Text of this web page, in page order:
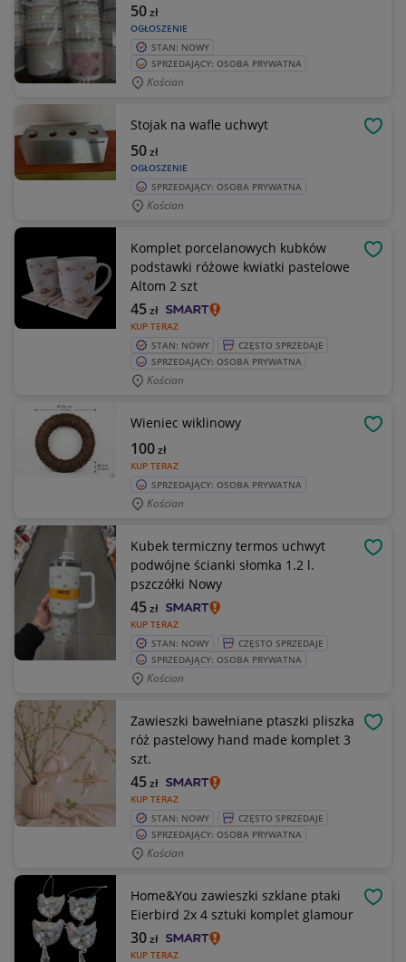
OGŁOSZENIE
50zł
STAN: NOWY
SPRZEDAJĄCY: OSOBA PRYWATNA
Kościan
Stojak na wafle uchwyt
OGŁOSZENIE
50zł
SPRZEDAJĄCY: OSOBA PRYWATNA
Kościan
Komplet porcelanowych kubków
podstawki różowe kwiatki pastelowe
Altom 2 szt
KUP TERAZ
45zł
STAN: NOWY
CZĘSTO SPRZEDAJE
SPRZEDAJĄCY: OSOBA PRYWATNA
Kościan
Wieniec wiklinowy
KUP TERAZ
100zł
SPRZEDAJĄCY: OSOBA PRYWATNA
Kościan
Kubek termiczny termos uchwyt
podwójne ścianki słomka 1.2 l.
pszczółki Nowy
KUP TERAZ
45zł
STAN: NOWY
CZĘSTO SPRZEDAJE
SPRZEDAJĄCY: OSOBA PRYWATNA
Kościan
Zawieszki bawełniane ptaszki pliszka
róż pastelowy hand made komplet 3
szt.
KUP TERAZ
45zł
STAN: NOWY
CZĘSTO SPRZEDAJE
SPRZEDAJĄCY: OSOBA PRYWATNA
Kościan
Home&You zawieszki szklane ptaki
Eierbird 2x 4 sztuki komplet glamour
KUP TERAZ
30zł